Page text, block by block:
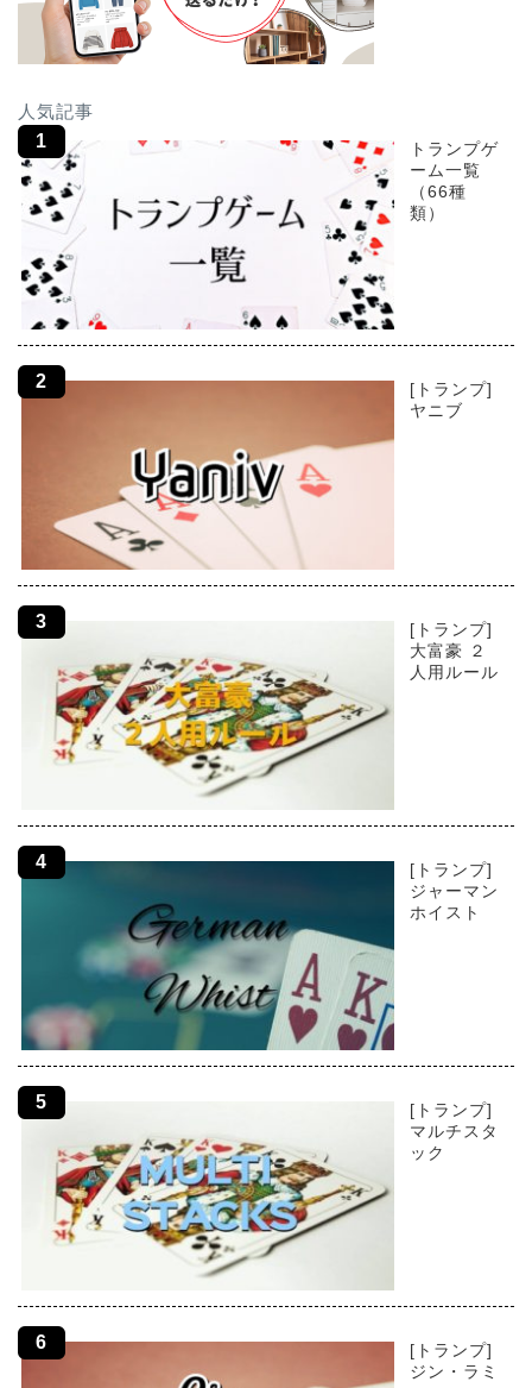
人気記事
トランプゲ
ーム一覧
（66種
類）
[トランプ]
ヤニブ
[トランプ]
大富豪 ２
人用ルール
[トランプ]
ジャーマン
ホイスト
[トランプ]
マルチスタ
ック
[トランプ]
ジン・ラミ